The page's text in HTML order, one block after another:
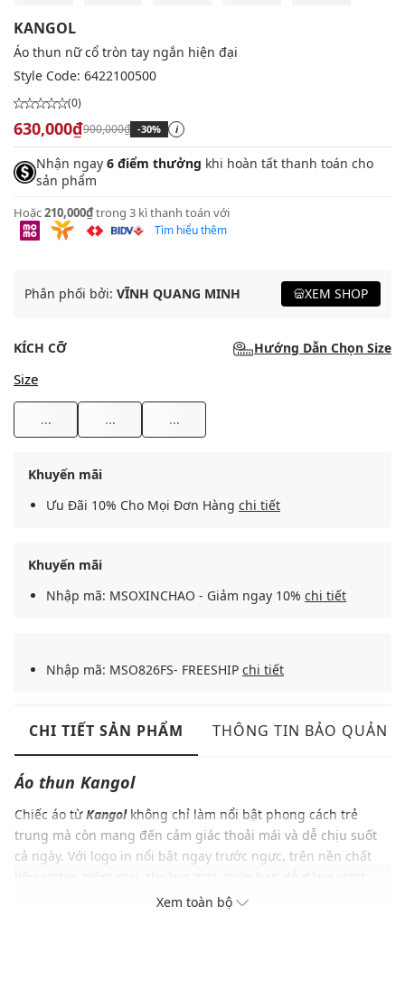
KANGOL
Áo thun nữ cổ tròn tay ngắn hiện đại
Style Code: 6422100500
(0)
630,000₫900,000₫ -30% i
Nhận ngay 6 điểm thưởng khi hoàn tất thanh toán cho
sản phẩm
Hoặc210,000₫trong 3 kì thanh toán với
Tìm hiểu thêm
Phân phối bởi: VĨNH QUANG MINH XEM SHOP
KÍCH CỠ Hướng Dẫn Chọn Size
Size
... ... ...
Khuyến mãi
Ưu Đãi 10% Cho Mọi Đơn Hàng chi tiết
Khuyến mãi
Nhập mã: MSOXINCHAO - Giảm ngay 10% chi tiết
Nhập mã: MSO826FS- FREESHIP chi tiết
CHI TIẾT SẢN PHẨM THÔNG TIN BẢO QUẢN
Áo thun Kangol
Chiếc áo từKangol không chỉ làm nổi bật phong cách trẻ
trung mà còn mang đến cảm giác thoải mái và dễ chịu suốt
cả ngày. Với logo in nổi bật ngay trước ngực, trên nền chất
qua những ngày hè oi bức hay các buổi hoạt động ngoài trời,
Xem toàn bộ